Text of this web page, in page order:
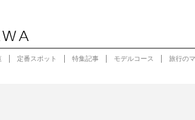
定番スポット 特集記事 モデルコース 旅行の